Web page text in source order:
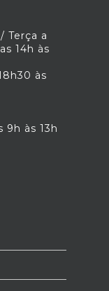
Terça a
14h às
às
9h às 13h